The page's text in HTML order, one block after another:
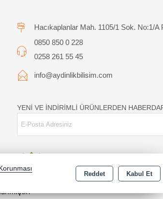
Hacıkaplanlar Mah. 1105/1 Sok. No:1/
0850 850 0 228
0258 261 55 45
info@aydinlikbilisim.com
YENİ VE İNDİRİMLİ ÜRÜNLERDEN
Reddet Kabul Et